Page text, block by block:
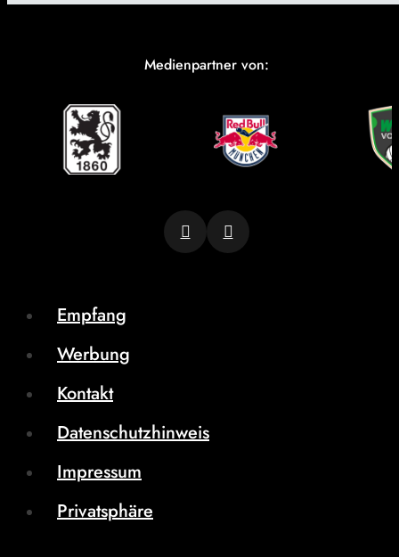
Medienpartner von:
Empfang
Werbung
Kontakt
Datenschutzhinweis
Impressum
Privatsphäre